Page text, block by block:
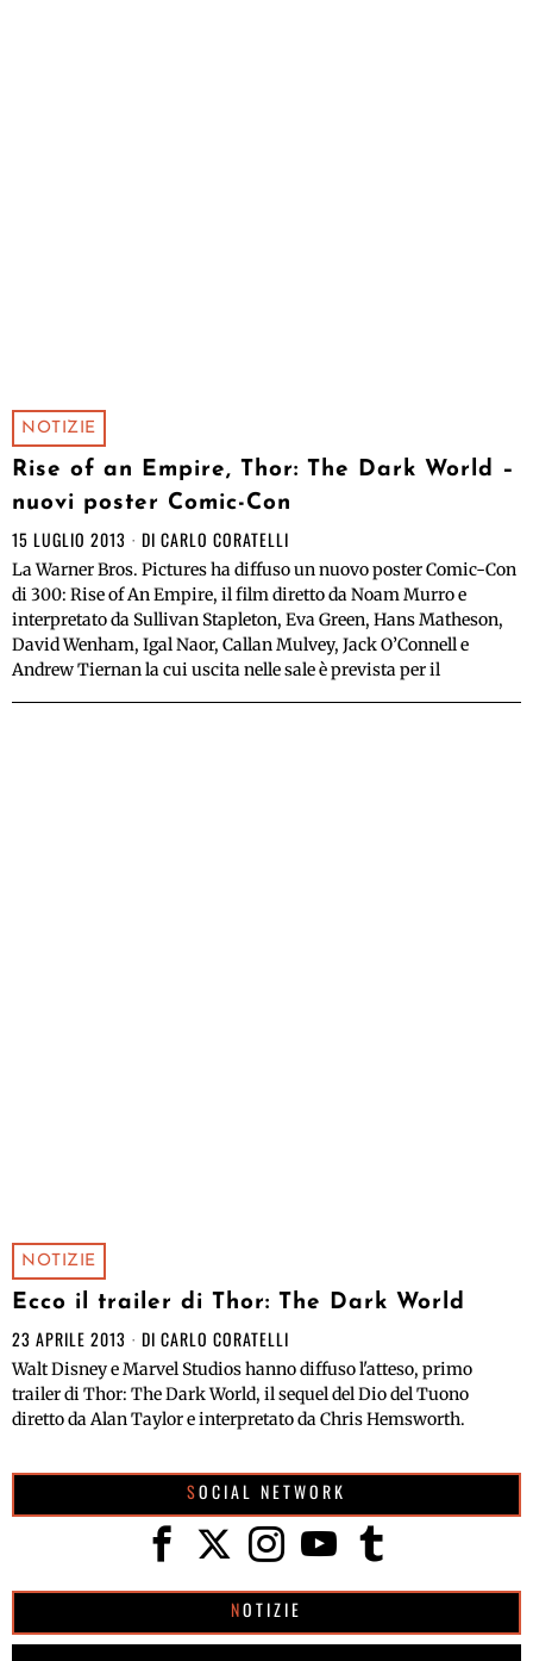
NOTIZIE
Rise of an Empire, Thor: The Dark World –
nuovi poster Comic-Con
15 LUGLIO 2013 DI CARLO CORATELLI
La Warner Bros. Pictures ha diffuso un nuovo poster Comic-Con
di 300: Rise of An Empire, il film diretto da Noam Murro e
interpretato da Sullivan Stapleton, Eva Green, Hans Matheson,
David Wenham, Igal Naor, Callan Mulvey, Jack O’Connell e
Andrew Tiernan la cui uscita nelle sale è prevista per il
NOTIZIE
Ecco il trailer di Thor: The Dark World
23 APRILE 2013 DI CARLO CORATELLI
Walt Disney e Marvel Studios hanno diffuso l'atteso, primo
trailer di Thor: The Dark World, il sequel del Dio del Tuono
diretto da Alan Taylor e interpretato da Chris Hemsworth.
SOCIAL NETWORK
NOTIZIE